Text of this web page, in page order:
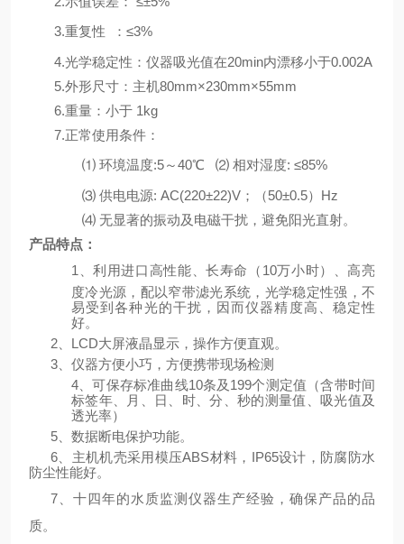
3.重复性 ： ≤3%
4.光学稳定性：仪器吸光值在20min内漂移小于0.002A
5.外形尺寸：主机80mm×230mm×55mm
6.重量：小于 1kg
7.正常使用条件：
⑴ 环境温度:5～40℃ ⑵ 相对湿度: ≤85%
⑶ 供电电源: AC(220±22)V ；（50±0.5） Hz
⑷ 无显著的振动及电磁干扰，避免阳光直射。
产品特点：
1
、利用进口高性能、长寿命（ 10万小时）、高亮
度冷光源，配以窄带滤光系统，光学稳定性强，不
易受到各种光的干扰，因而仪器精度高、稳定性
好。
2
LCD大屏液晶显示，操作方便直观。
3 、仪器方便小巧，方便携带现场检测
4 、可保存标准曲线10条及 199个测定值（含带时间
标签年、月、日、时、分、秒的测量值、吸光值及
透光率）
5 、数据断电保护功能。
6 、主机机壳采用模压ABS材料， IP65设计，防腐防水
防尘性能好。
7
十四年的水质监测仪器生产经验，确保产品的品
质。